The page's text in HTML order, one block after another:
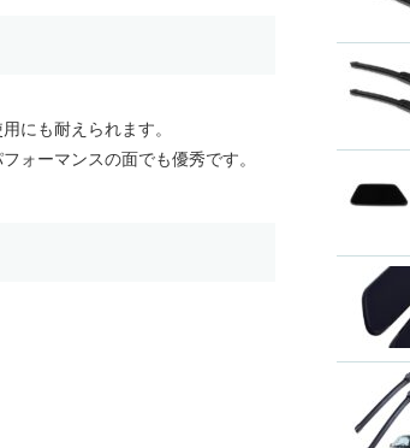
にも耐えられます。
ォーマンスの面でも優秀です。